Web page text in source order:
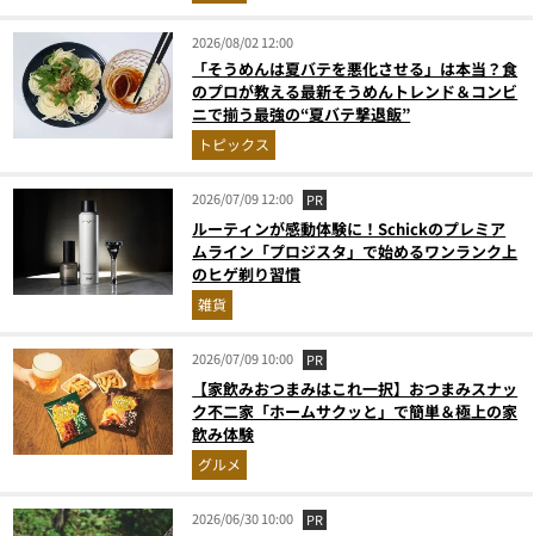
2026/08/02 12:00
「そうめんは夏バテを悪化させる」は本当？食
のプロが教える最新そうめんトレンド＆コンビ
ニで揃う最強の“夏バテ撃退飯”
トピックス
2026/07/09 12:00 PR
ルーティンが感動体験に！Schickのプレミア
ムライン「プロジスタ」で始めるワンランク上
のヒゲ剃り習慣
雑貨
2026/07/09 10:00 PR
【家飲みおつまみはこれ一択】おつまみスナッ
ク不二家「ホームサクッと」で簡単＆極上の家
飲み体験
グルメ
2026/06/30 10:00 PR